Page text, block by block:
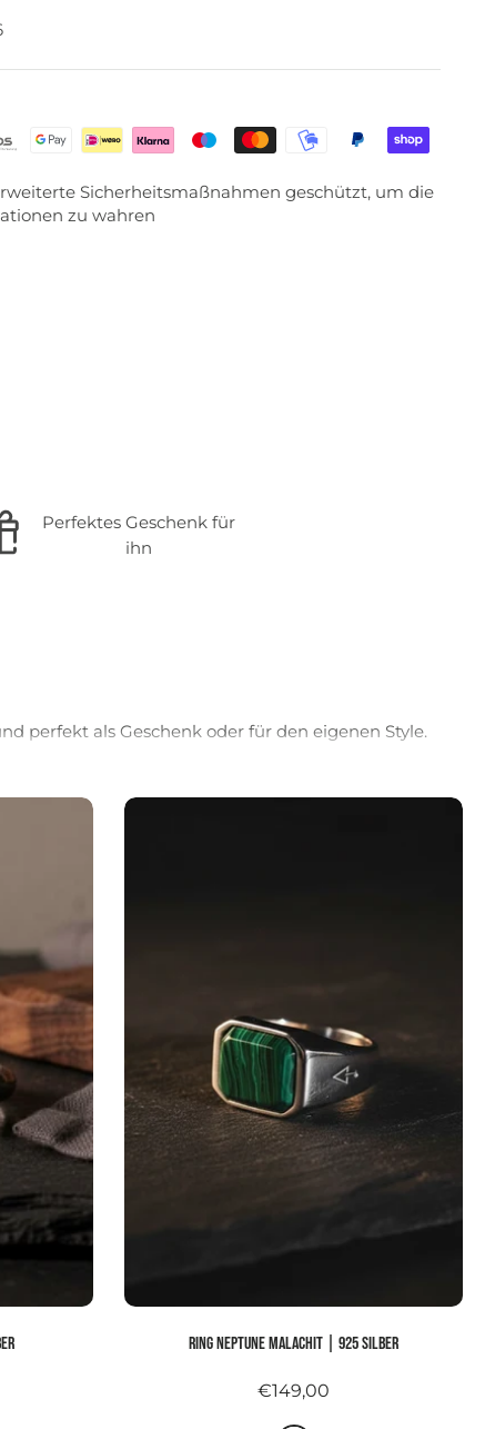
Sicherheitsmaßnahmen geschützt, um die
zu wahren
Perfektes Geschenk für
ihn
perfekt als Geschenk oder für den eigenen Style.
Ring NEPTUNE MALACHIT | 925 Silber
€149,00